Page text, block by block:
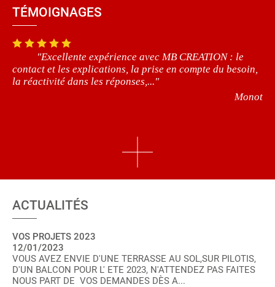
TÉMOIGNAGES
"Excellente expérience avec MB CREATION : le
contact et les explications, la prise en compte du besoin,
la réactivité dans les réponses,..."
Monot
ACTUALITÉS
VOS PROJETS 2023
12/01/2023
VOUS AVEZ ENVIE D'UNE TERRASSE AU SOL,SUR PILOTIS,
D'UN BALCON POUR L' ETE 2023, N'ATTENDEZ PAS FAITES
NOUS PART DE VOS DEMANDES DÈS A...